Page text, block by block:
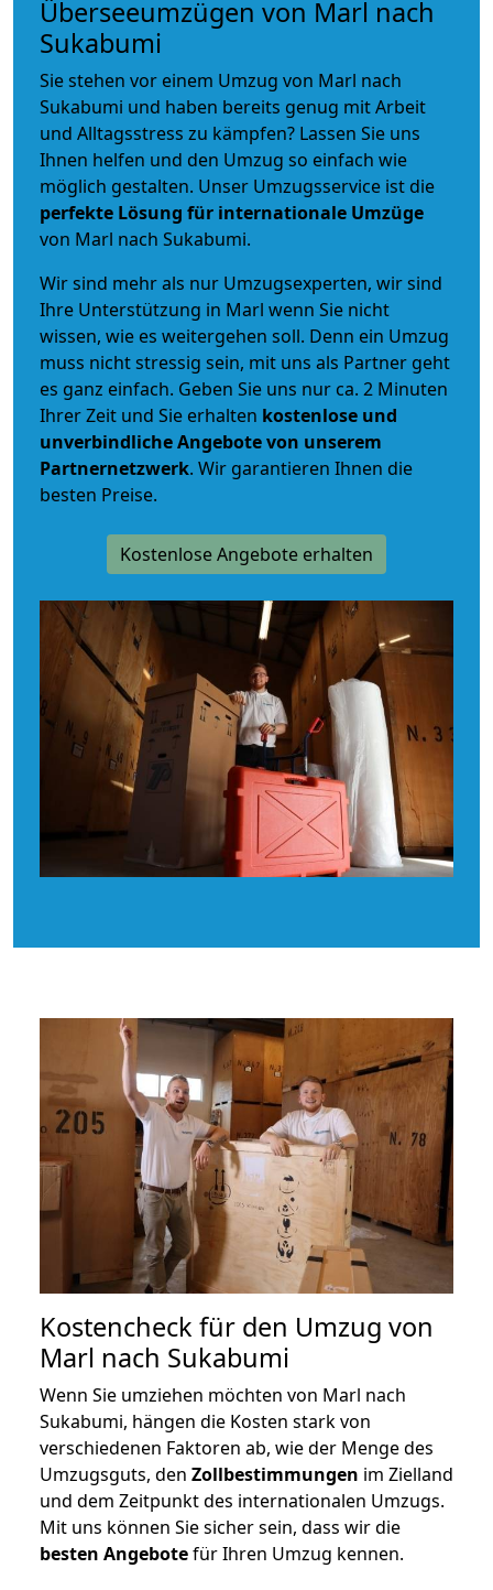
Überseeumzügen von Marl nach
Sukabumi
Sie stehen vor einem Umzug von Marl nach
Sukabumi und haben bereits genug mit Arbeit
und Alltagsstress zu kämpfen? Lassen Sie uns
Ihnen helfen und den Umzug so einfach wie
möglich gestalten. Unser Umzugsservice ist die
perfekte Lösung für internationale Umzüge
von Marl nach Sukabumi.
Wir sind mehr als nur Umzugsexperten, wir sind
Ihre Unterstützung in Marl wenn Sie nicht
wissen, wie es weitergehen soll. Denn ein Umzug
muss nicht stressig sein, mit uns als Partner geht
es ganz einfach. Geben Sie uns nur ca. 2 Minuten
Ihrer Zeit und Sie erhalten kostenlose und
unverbindlicheAngebote von unserem
Partnernetzwerk. Wir garantieren Ihnen die
besten Preise.
Kostenlose Angebote erhalten
Kostencheck für den Umzug von
Marl nach Sukabumi
Wenn Sie umziehen möchten von Marl nach
Sukabumi, hängen die Kosten stark von
verschiedenen Faktoren ab, wie der Menge des
Umzugsguts, den Zollbestimmungen im Zielland
und dem Zeitpunkt des internationalen Umzugs.
Mit uns können Sie sicher sein, dass wir die
besten Angebotefür Ihren Umzug kennen.